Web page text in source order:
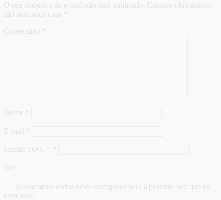
O seu endereço de e-mail não será publicado. Campos obrigatórios
são marcados com
Comentário
Nome
E-mail
calcule 10+6 =
Site
Salvar meus dados neste navegador para a próxima vez que eu
comentar.